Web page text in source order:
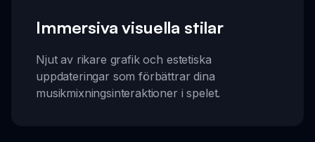
Immersiva visuella stilar
Njut av rikare grafik och estetiska
uppdateringar som förbättrar dina
musikmixningsinteraktioner i spelet.